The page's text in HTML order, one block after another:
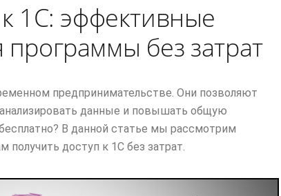
1С: эффективные
без затрат
предпринимательстве. Они позволяют
данные и повышать общую
В данной статье мы рассмотрим
получить доступ к 1С без затрат.